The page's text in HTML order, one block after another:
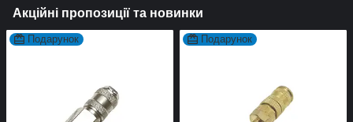
Акційні пропозиції та новинки
Подарунок Подарунок